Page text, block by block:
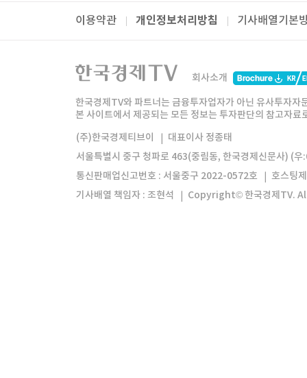
이용약관 개인정보처리방침 기사배열기본
패밀리사이트
한국경제TV
한경미디어그룹 한국경제신문 한국경제
모바일앱 한국경제TV앱
회사소개
한국경제TV와 파트너는 금융투자업자가 아닌 유사투자
본 사이트에서 제공되는 모든 정보는 투자판단의 참고자
(주)한국경제티브이
대표이사 정종태
서울특별시 중구 청파로 463(중림동, 한국경제신문사) (
통신판매업신고번호 : 서울중구 2022-0572호
호스팅
기사배열 책임자 : 조현석
Copyright© 한국경제TV.